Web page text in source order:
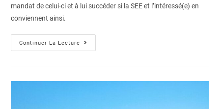
mandat de celui-ci et à lui succéder si la SEE et l’intéressé(e) en
conviennent ainsi.
Continuer La Lecture